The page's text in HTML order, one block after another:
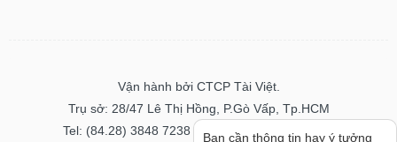
Vận hành bởi CTCP Tài Việt.
Trụ sở: 28/47 Lê Thị Hồng, P.Gò Vấp, Tp.HCM
Tel: (84.28) 3848 7238 - Fax: (84.28) 3848 7237
Bạn cần thông tin hay ý tưởng